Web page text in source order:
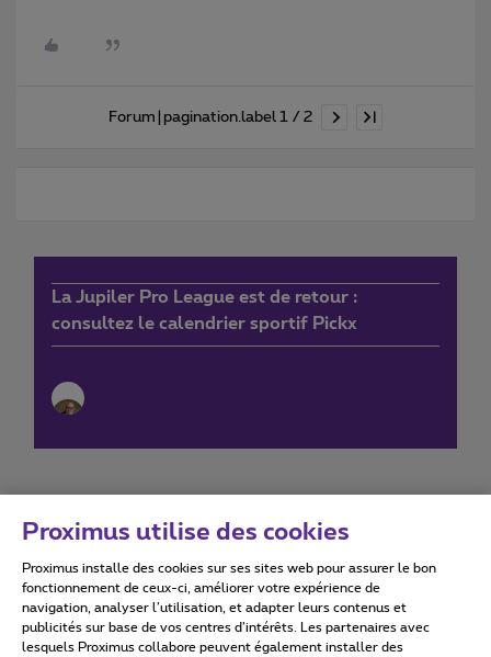
Forum|pagination.label 1 / 2
La Jupiler Pro League est de retour :
consultez le calendrier sportif Pickx
Conditions d'utilisation Accessibility statement
Proximus utilise des cookies
Proximus installe des cookies sur ses sites web pour assurer le bon
fonctionnement de ceux-ci, améliorer votre expérience de
navigation, analyser l’utilisation, et adapter leurs contenus et
publicités sur base de vos centres d’intérêts. Les partenaires avec
lesquels Proximus collabore peuvent également installer des